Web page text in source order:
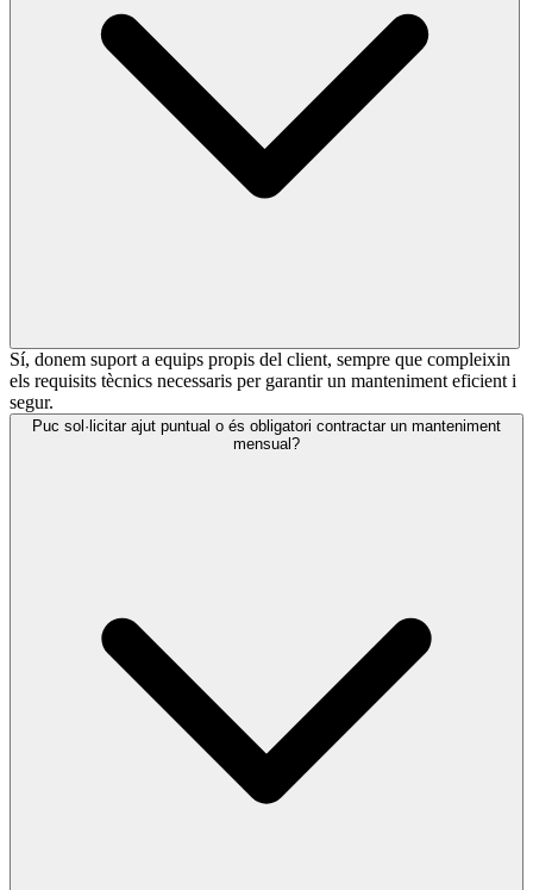
Sí, donem suport a equips propis del client, sempre que compleixin
els requisits tècnics necessaris per garantir un manteniment eficient i
segur.
Puc sol·licitar ajut puntual o és obligatori contractar un manteniment
mensual?